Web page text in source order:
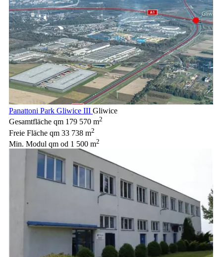
Panattoni Park Gliwice III Gliwice
Gesamtfläche qm 179 570 m2
Freie Fläche qm 33 738 m2
Min. Modul qm od 1 500 m2